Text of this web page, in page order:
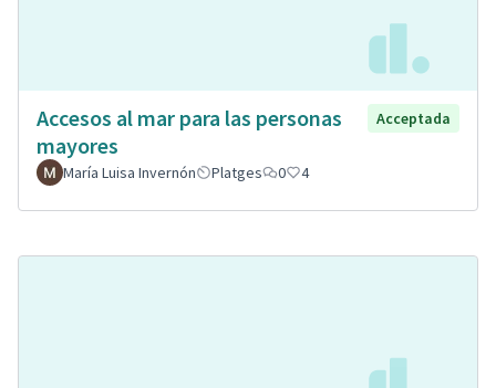
Accesos al mar para las personas
mayores
Acceptada
María Luisa Invernón Platges 0 4